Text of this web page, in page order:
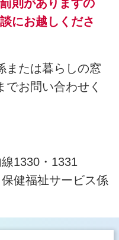
則がありますの
にお越しくださ
または暮らしの窓
でお問い合わせく
1330・1331
健福祉サービス係